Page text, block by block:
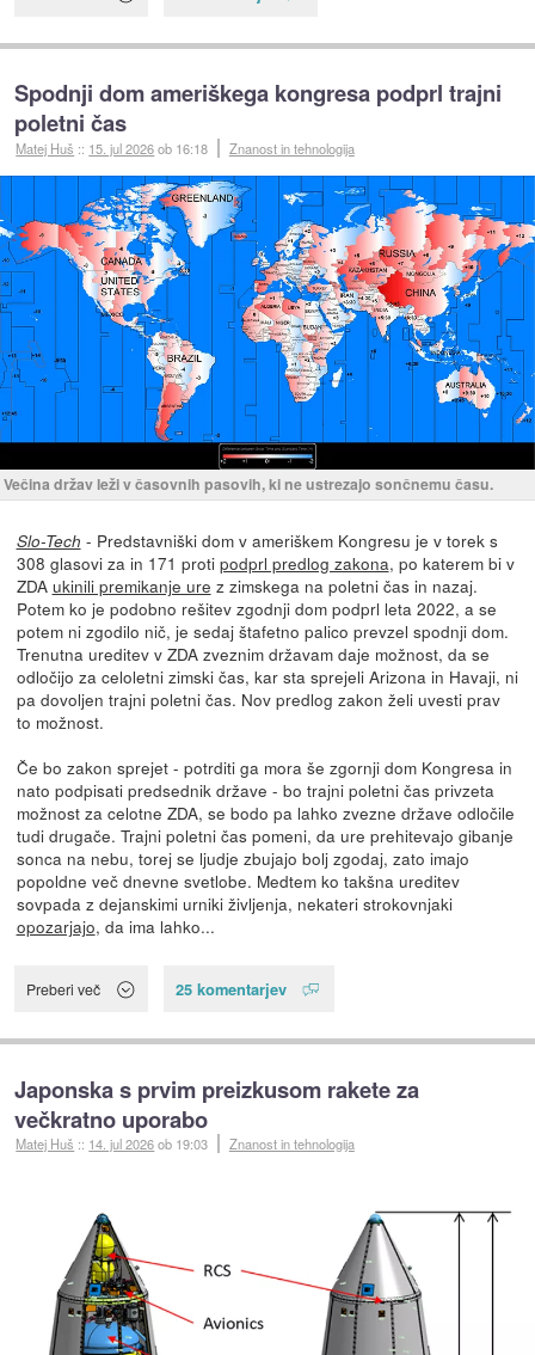
Spodnji dom ameriškega kongresa podprl trajni
poletni čas
Matej Huš :: 15. jul 2026ob 16:18 Znanost in tehnologija
Večina držav leži v časovnih pasovih, ki ne ustrezajo sončnemu času.
Slo-Tech - Predstavniški dom v ameriškem Kongresu je v torek s
308 glasovi za in 171 proti podprl predlog zakona, po katerem bi v
ZDA ukinili premikanje ure z zimskega na poletni čas in nazaj.
Potem ko je podobno rešitev zgodnji dom podprl leta 2022, a se
potem ni zgodilo nič, je sedaj štafetno palico prevzel spodnji dom.
Trenutna ureditev v ZDA zveznim državam daje možnost, da se
odločijo za celoletni zimski čas, kar sta sprejeli Arizona in Havaji, ni
pa dovoljen trajni poletni čas. Nov predlog zakon želi uvesti prav
to možnost.
Če bo zakon sprejet - potrditi ga mora še zgornji dom Kongresa in
nato podpisati predsednik države - bo trajni poletni čas privzeta
možnost za celotne ZDA, se bodo pa lahko zvezne države odločile
tudi drugače. Trajni poletni čas pomeni, da ure prehitevajo gibanje
sonca na nebu, torej se ljudje zbujajo bolj zgodaj, zato imajo
popoldne več dnevne svetlobe. Medtem ko takšna ureditev
sovpada z dejanskimi urniki življenja, nekateri strokovnjaki
opozarjajo, da ima lahko...
Preberi več 25 komentarjev
Japonska s prvim preizkusom rakete za
večkratno uporabo
Matej Huš :: 14. jul 2026ob 19:03 Znanost in tehnologija